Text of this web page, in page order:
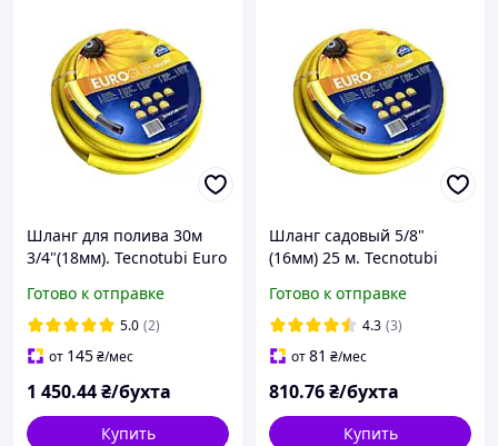
Шланг для полива 30м
3/4"(18мм). Tecnotubi Euro
армированный ПВХ 3
слоя до 8 bar Италия
Готово к отправке
5.0 (2)
от 145₴/мес
1 450.44₴/бухта
Купить
Шланг садовый 5/8"
(16мм) 25 м. Tecnotubi
армированный ПВХ 3
слоя до 8 bar Италия
Готово к отправке
4.3 (3)
от81 ₴/мес
810.76₴/бухта
Купить